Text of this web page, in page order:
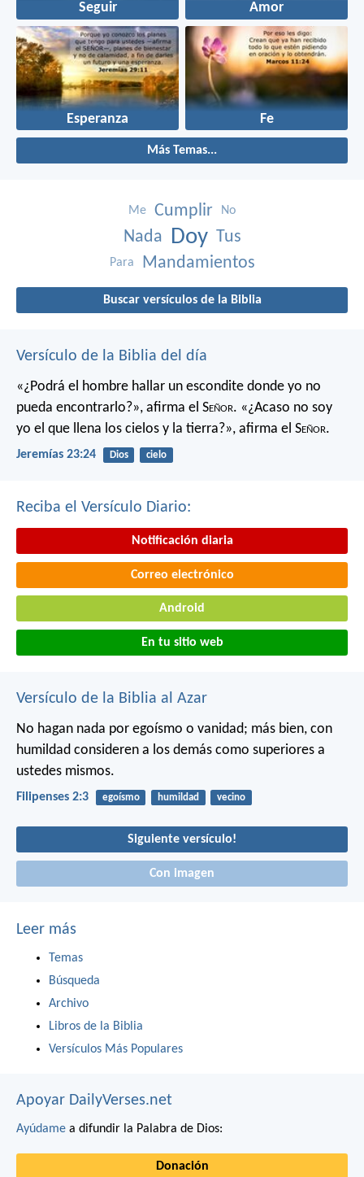
Seguir Amor
Esperanza Fe
Más Temas...
Me Cumplir No
Nada Doy Tus
Para Mandamientos
Buscar versículos de la Biblia
Versículo de la Biblia del día
«¿Podrá el hombre hallar un escondite donde yo no
pueda encontrarlo?», afirma el Señor. «¿Acaso no soy
yo el que llena los cielos y la tierra?», afirma el Señor.
Jeremías 23:24 Dios cielo
Reciba el Versículo Diario:
Notificación diaria
Correo electrónico
Android
En tu sitio web
Versículo de la Biblia al Azar
No hagan nada por egoísmo o vanidad; más bien, con
humildad consideren a los demás como superiores a
ustedes mismos.
Filipenses 2:3 egoísmo humildad vecino
Siguiente versículo!
Con imagen
Leer más
Temas
Búsqueda
Archivo
Libros de la Biblia
Versículos Más Populares
Apoyar DailyVerses.net
Ayúdame a difundir la Palabra de Dios:
Donación